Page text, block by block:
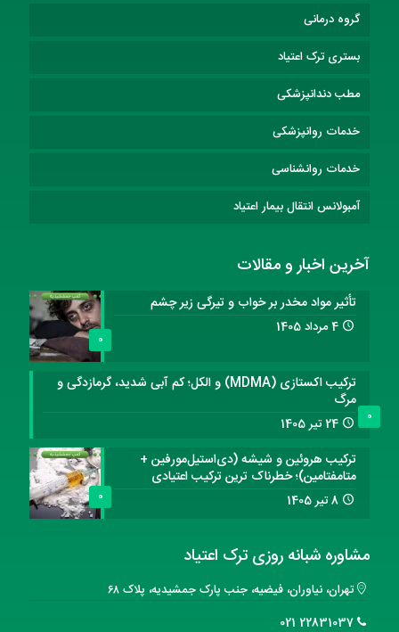
گروه درمانی
بستری ترک اعتیاد
مطب دندانپزشکی
خدمات روانپزشکی
خدمات روانشناسی
آمبولانس انتقال بیمار اعتیاد
آخرین اخبار و مقالات
0
تأثیر مواد مخدر بر خواب و تیرگی زیر چشم
4 مرداد 1405
0
ترکیب اکستازی (MDMA) و الکل؛ کم آبی شدید، گرمازدگی و
مرگ
24 تیر 1405
0
ترکیب هروئین و شیشه (دی‌استیل‌مورفین +
متامفتامین)؛ خطرناک ترین ترکیب اعتیادی
8 تیر 1405
مشاوره شبانه روزی ترک اعتیاد
تهران، نیاوران، فیضیه، جنب پارک جمشیدیه، پلاک ۶۸
22831037 021